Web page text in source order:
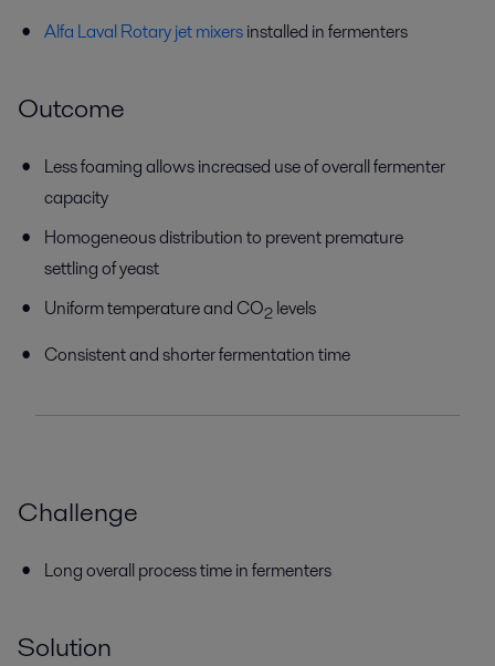
Alfa Laval Rotary jet mixersinstalled in fermenters
Outcome
Less foaming allows increased use of overall fermenter
capacity
Homogeneous distribution to prevent premature
settling of yeast
Uniform temperature and CO2 levels
Consistent and shorter fermentation time
Challenge
Long overall process time in fermenters
Solution